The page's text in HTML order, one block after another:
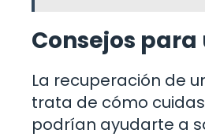
Consejos
La recuperación de
trata de cómo
podrían ayudarte a